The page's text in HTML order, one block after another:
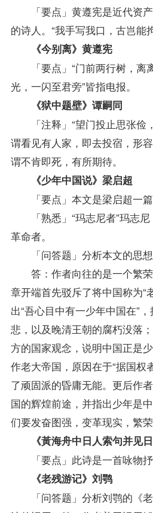
「要点」黄遵宪是近代资产
的诗人。“我手写我口，古岂能
《今别离》黄遵宪
「要点」“门前两行树，离
光，一闪至君旁”皆指电报。
《狱中题壁》谭嗣同
「注释」“望门投止思张俭
谓看见有人家，即去投宿，形
谓不肯即死，有所期待。
《少年中国说》梁启超
「要点」本文是梁启超一篇
「熟悉」“玛志尼者”玛志尼
革命者。
「问答题」分析本文的思想
答：作者向往的是一个繁荣
章开端首先驳斥了将中国称为“
出“吾心目中有一少年中国在”
悲，以及晚清王朝的腐朽没落
方的国家观念，说明中国正是
作老大帝国，原因在于“据国权
了顽固派的昏庸无能。更后作
国的辉煌前途，并指出少年是
们要发奋图强，变革现实，繁荣
《黃海舟中日人索句并见
「要点」此诗是一首咏物抒
《老残游记》刘鹗
「问答题」分析刘鹗的《老